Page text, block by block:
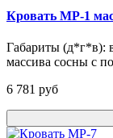
Кровать МР-1
Габариты (д*г*в):
массива сосны с
6 781 pуб